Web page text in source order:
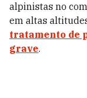
alpinistas no
em altas
tratamento de
grave.